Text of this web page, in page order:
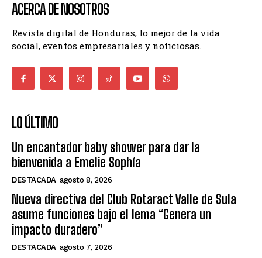
ACERCA DE NOSOTROS
Revista digital de Honduras, lo mejor de la vida
social, eventos empresariales y noticiosas.
LO ÚLTIMO
Un encantador baby shower para dar la
bienvenida a Emelie Sophía
DESTACADA agosto 8, 2026
Nueva directiva del Club Rotaract Valle de Sula
asume funciones bajo el lema “Genera un
impacto duradero”
DESTACADA agosto 7, 2026